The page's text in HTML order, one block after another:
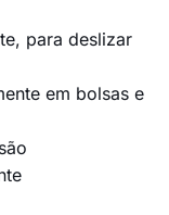
para deslizar
em bolsas e